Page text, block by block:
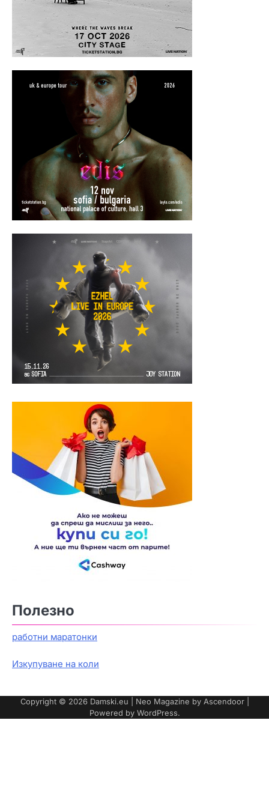
Полезно
работни маратонки
Изкупуване на коли
Copyright © 2026 Damski.eu | Neo Magazine by Ascendoor|
Powered by WordPress.